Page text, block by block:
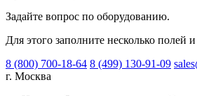
Задайте вопрос по оборудованию.
Для этого заполните несколько полей
8 (800) 700-18-64 8 (499) 130-91-09
г. Москва